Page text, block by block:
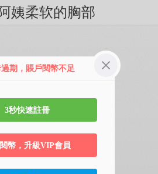
姨柔软的胸部
期，賬戶閱幣不足
3秒快速註冊
幣，升級VIP會員